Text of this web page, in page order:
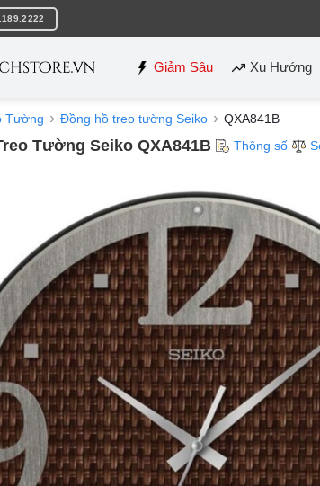
Giảm Sâu Xu Hướng
Tường Đồng hồ treo tường Seiko QXA841B
Tường Seiko QXA841B Thông số